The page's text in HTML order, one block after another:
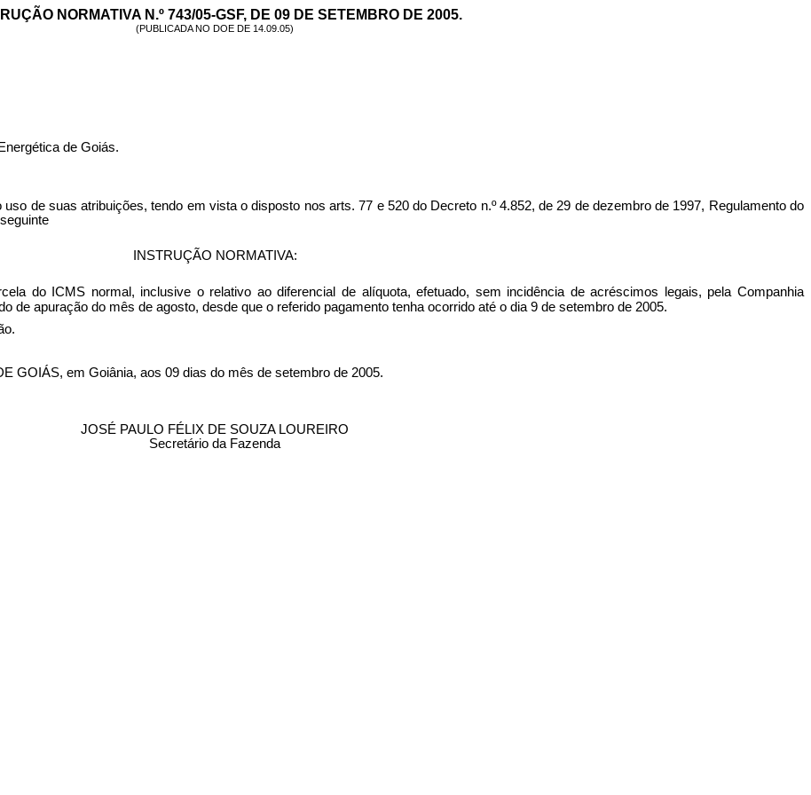
NORMATIVA N.º 743/05-GSF, DE 09 DE SETEMBRO DE 2005.
(PUBLICADA NO DOE DE 14.09.05)
de Goiás.
de suas atribuições, tendo em vista o disposto nos arts. 77 e 520 do Decreto n.º 4.852, de 29 de dezembro de 1997, Regulamento do
INSTRUÇÃO NORMATIVA:
do ICMS normal, inclusive o relativo ao diferencial de alíquota, efetuado, sem incidência de acréscimos legais, pela Companhia
de apuração do mês de agosto, desde que o referido pagamento tenha ocorrido até o dia 9 de setembro de 2005.
GOIÁS, em Goiânia, aos 09 dias do mês de setembro de 2005.
JOSÉ PAULO FÉLIX DE SOUZA LOUREIRO
Secretário da Fazenda